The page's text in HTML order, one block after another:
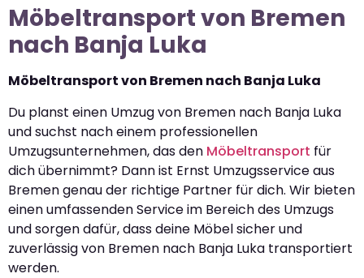
Möbeltransport von Bremen
nach Banja Luka
Möbeltransport von Bremen nach Banja Luka
Du planst einen Umzug von Bremen nach Banja Luka
und suchst nach einem professionellen
Umzugsunternehmen, das den Möbeltransport für
dich übernimmt? Dann ist Ernst Umzugsservice aus
Bremen genau der richtige Partner für dich. Wir bieten
einen umfassenden Service im Bereich des Umzugs
und sorgen dafür, dass deine Möbel sicher und
zuverlässig von Bremen nach Banja Luka transportiert
werden.